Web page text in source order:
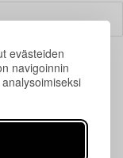
evästeiden
navigoinnin
kohteita.